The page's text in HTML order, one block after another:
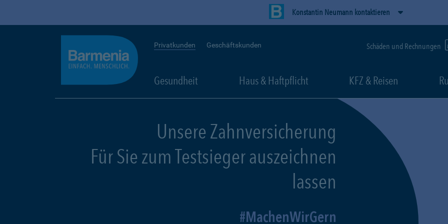
Konstantin Neumann kontaktieren
Privatkunden Geschäftskunden Schäden und Rechnungen
Gesundheit Haus & Haftpflicht KFZ & Reisen
Unsere Zahnversicherung
Für Sie zum Testsieger auszeichnen
lassen
MachenWirGern